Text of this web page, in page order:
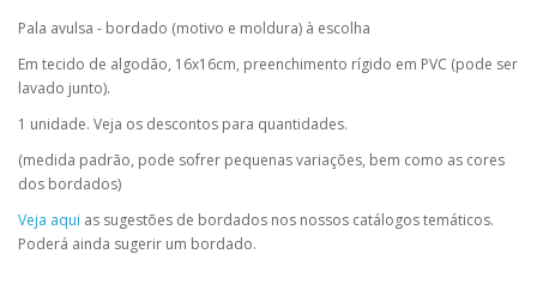
Pala avulsa - bordado (motivo e moldura) à escolha
Em tecido de algodão, 16x16cm, preenchimento rígido em PVC (pode ser
lavado junto).
1 unidade. Veja os descontos para quantidades.
(medida padrão, pode sofrer pequenas variações, bem como as cores
dos bordados)
Veja aqui as sugestões de bordados nos nossos catálogos temáticos.
Poderá ainda sugerir um bordado.